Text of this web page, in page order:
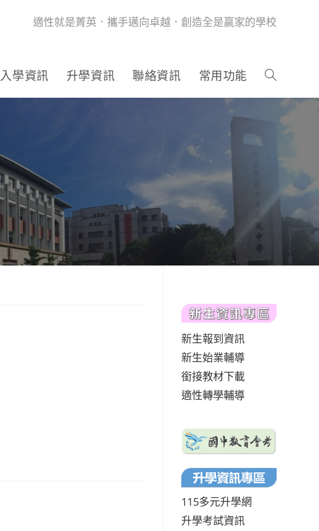
適性就是菁英．攜手邁向卓越．創造全是贏家的學校
入學資訊 升學資訊 聯絡資訊 常用功能
新生報到資訊
新生始業輔導
銜接教材下載
適性轉學輔導
115多元升學網
升學考試資訊